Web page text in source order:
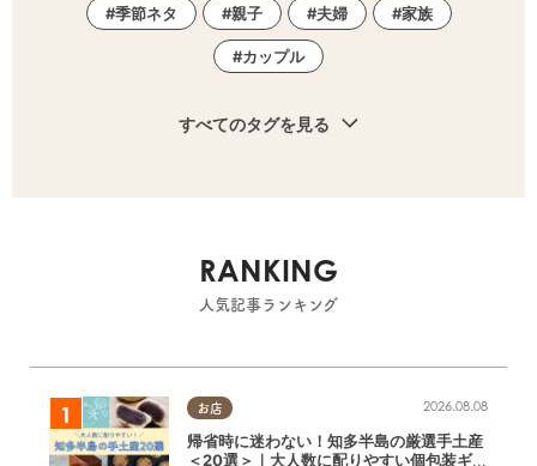
季節ネタ 親子 夫婦 家族
カップル
すべてのタグを見る
RANKING
人気記事ランキング
お店 2026.08.08
帰省時に迷わない！知多半島の厳選手土産
＜20選＞｜大人数に配りやすい個包装ギフ